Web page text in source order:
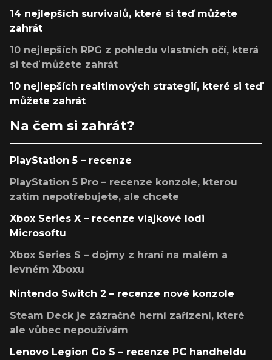
14 nejlepších survivalů, které si teď můžete
zahrát
10 nejlepších RPG z pohledu vlastních očí, která
si teď můžete zahrát
10 nejlepších realtimových strategií, které si teď
můžete zahrát
Na čem si zahrát?
PlayStation 5 – recenze
PlayStation 5 Pro – recenze konzole, kterou
zatím nepotřebujete, ale chcete
Xbox Series X – recenze vlajkové lodi
Microsoftu
Xbox Series S – dojmy z hraní na malém a
levném Xboxu
Nintendo Switch 2 – recenze nové konzole
Steam Deck je zázračné herní zařízení, které
ale vůbec nepoužívám
Lenovo Legion Go S – recenze PC handheldu